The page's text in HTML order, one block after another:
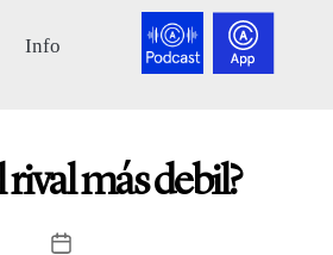
rival más debil?